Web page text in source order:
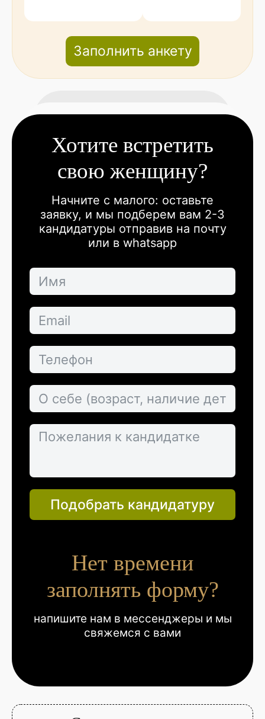
Заполнить анкету
Хотите встретить
свою женщину?
Начните с малого: оставьте
заявку, и мы подберем вам 2-3
кандидатуры отправив на почту
или в whatsapp
Подобрать кандидатуру
Нет времени
заполнять форму?
напишите нам в мессенджеры и мы
свяжемся с вами